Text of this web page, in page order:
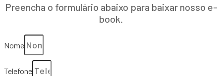
Preencha o formulário abaixo para baixar nosso e-
book.
Nome
Telefone